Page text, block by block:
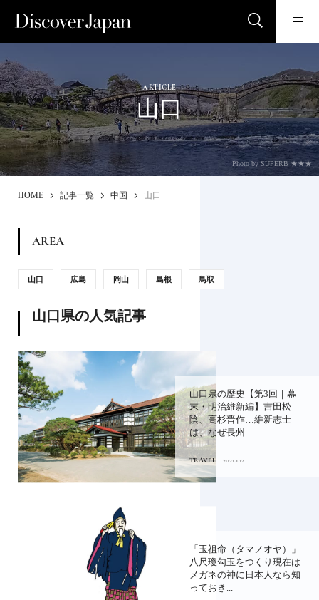
ARTICLE
山口
Photo by SUPERB ★★★
HOME 記事一覧 中国 山口
AREA
山口 広島 岡山 島根 鳥取
山口県の人気記事
山口県の歴史【第3回｜幕
末・明治維新編】吉田松
陰、高杉晋作…維新志士
は、なぜ長州...
TRAVEL 2021.1.12
「玉祖命（タマノオヤ）」
八尺瓊勾玉をつくり現在は
メガネの神に日本人なら知
っておき...